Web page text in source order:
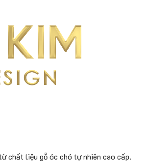
chất liệu gỗ óc chó tự nhiên cao cấp.